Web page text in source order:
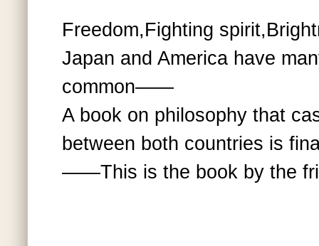
Freedom,Fighting
Japan and America have
common――
A book on philosophy that
between both countries is
――This is the book by the